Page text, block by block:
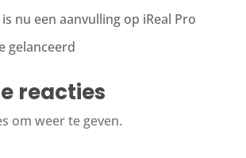
nu een aanvulling op iReal Pro
gelanceerd
reacties
om weer te geven.